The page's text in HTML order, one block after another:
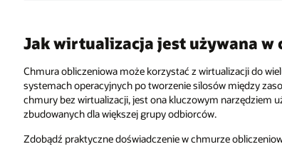
Jak wirtualizacja jest używana w
Chmura obliczeniowa może korzystać z wirtualizacji do
systemach operacyjnych po tworzenie silosów między
chmury bez wirtualizacji, jest ona kluczowym narzędziem
zbudowanych dla większej grupy odbiorców.
Zdobądź praktyczne doświadczenie w chmurze